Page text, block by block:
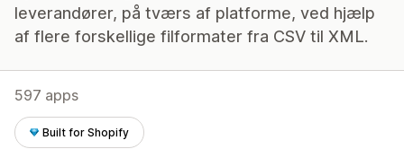
leverandører, på tværs af platforme, ved hjælp
af flere forskellige filformater fra CSV til XML.
597 apps
Built for Shopify